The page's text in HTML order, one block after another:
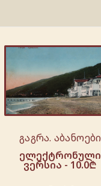
გაგრა. აბანოები
ელექტრონული
ვერსია - 10.0₾